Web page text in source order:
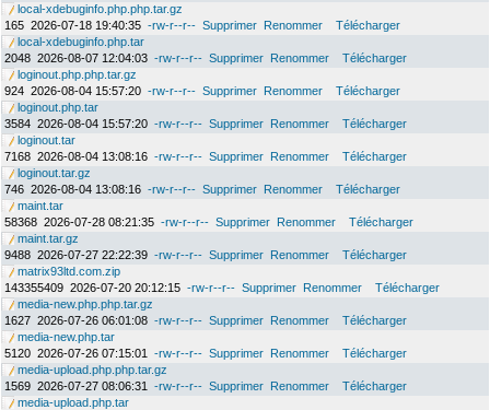
local-xdebuginfo.php.php.tar.gz
165 2026-07-18 19:40:35 -rw-r--r-- Supprimer Renommer
Télécharger
local-xdebuginfo.php.tar
2048 2026-08-07 12:04:03 -rw-r--r-- Supprimer Renommer
Télécharger
loginout.php.php.tar.gz
924 2026-08-04 15:57:20 -rw-r--r-- Supprimer Renommer
Télécharger
loginout.php.tar
3584 2026-08-04 15:57:20 -rw-r--r-- Supprimer Renommer
Télécharger
loginout.tar
7168 2026-08-04 13:08:16 -rw-r--r-- Supprimer Renommer
Télécharger
loginout.tar.gz
746 2026-08-04 13:08:16 -rw-r--r-- Supprimer Renommer
Télécharger
maint.tar
58368 2026-07-28 08:21:35 -rw-r--r-- Supprimer Renommer
Télécharger
maint.tar.gz
9488 2026-07-27 22:22:39 -rw-r--r-- Supprimer Renommer
Télécharger
matrix93ltd.com.zip
143355409 2026-07-20 20:12:15 -rw-r--r-- Supprimer Renommer
Télécharger
media-new.php.php.tar.gz
1627 2026-07-26 06:01:08 -rw-r--r-- Supprimer Renommer
Télécharger
media-new.php.tar
5120 2026-07-26 07:15:01 -rw-r--r-- Supprimer Renommer
Télécharger
media-upload.php.php.tar.gz
1569 2026-07-27 08:06:31 -rw-r--r-- Supprimer Renommer
Télécharger
media-upload.php.tar